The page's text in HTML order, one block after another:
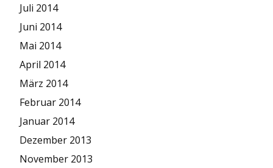
Juli 2014
Juni 2014
Mai 2014
April 2014
März 2014
Februar 2014
Januar 2014
Dezember 2013
November 2013